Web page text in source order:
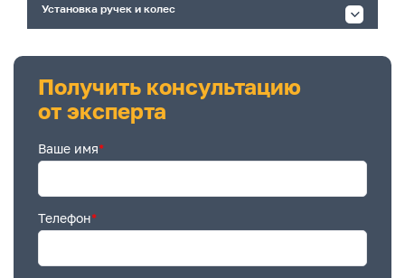
Установка ручек и колес
Получить консультацию
от эксперта
Ваше имя*
Телефон*